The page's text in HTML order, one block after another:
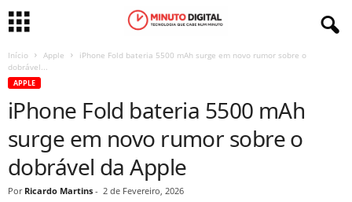
Início Apple
iPhone Fold bateria 5500 mAh surge em novo rumor sobre o
dobrável...
APPLE
iPhone Fold bateria 5500 mAh
surge em novo rumor sobre o
dobrável da Apple
Por Ricardo Martins - 2 de Fevereiro, 2026